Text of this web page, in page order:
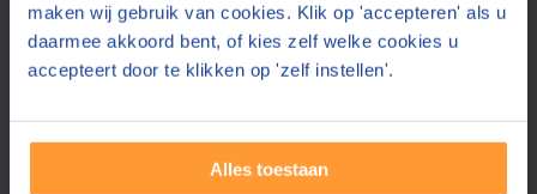
maken wij gebruik van cookies. Klik op 'accepteren' als u
daarmee akkoord bent, of kies zelf welke cookies u
accepteert door te klikken op 'zelf instellen'.
Alles toestaan
Telefoonnummer
Postcode